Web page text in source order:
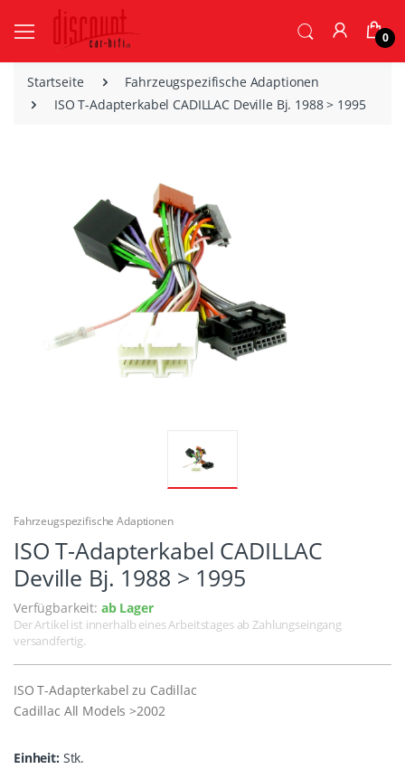
0
Startseite
Fahrzeugspezifische Adaptionen
ISO T-Adapterkabel CADILLAC Deville Bj. 1988 > 1995
Fahrzeugspezifische Adaptionen
ISO T-Adapterkabel CADILLAC
Deville Bj. 1988 > 1995
Verfügbarkeit: ab Lager
Der Artikel ist innerhalb eines Arbeitstages ab Zahlungseingang
versandfertig.
ISO T-Adapterkabel zu Cadillac
Cadillac All Models >2002
Einheit: Stk.